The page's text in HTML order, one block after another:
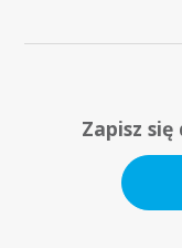
Zapisz